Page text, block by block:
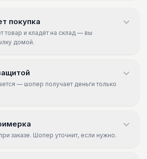
покупка
товар и кладёт на склад — вы
домой.
— шопер получает деньги только
заказе. Шопер уточнит, если нужно.